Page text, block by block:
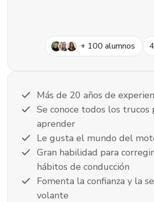
check Más de 20 años de
check Se conoce todos los trucos
aprender
check Le gusta el mundo del
check Gran habilidad para
hábitos de conducción
check Fomenta la confianza y la
volante
+ 100 alumnos